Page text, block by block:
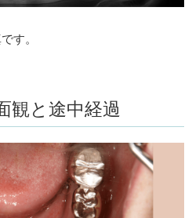
す。
観と途中経過